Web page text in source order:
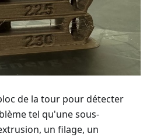
de la tour pour détecter
tel qu'une sous-
un filage, un